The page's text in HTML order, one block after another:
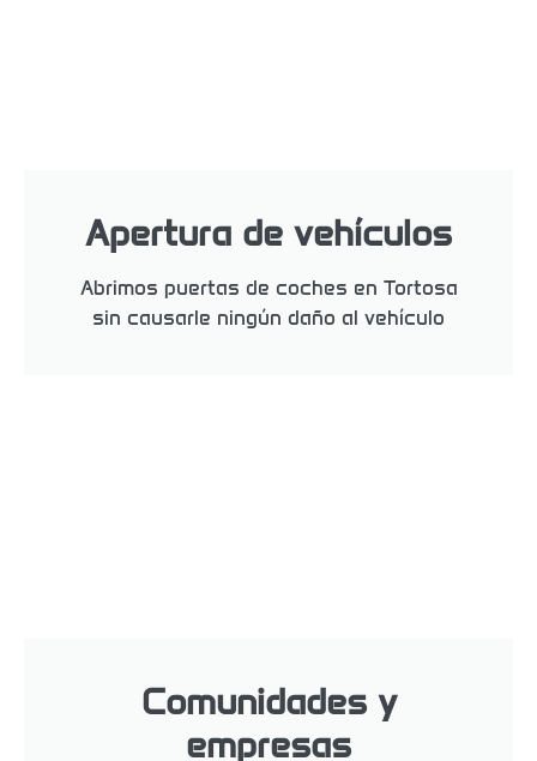
Apertura de vehículos
Abrimos puertas de coches en Tortosa
sin causarle ningún daño al vehículo
Comunidades y
empresas